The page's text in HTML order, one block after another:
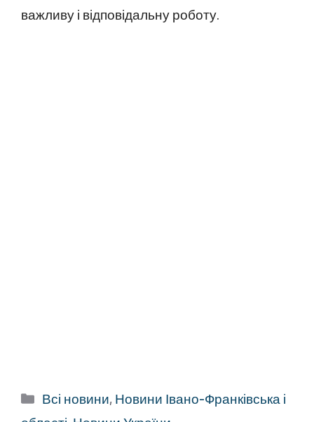
важливу і відповідальну роботу.
Категорії
Всі новини, Новини Івано-Франківська і